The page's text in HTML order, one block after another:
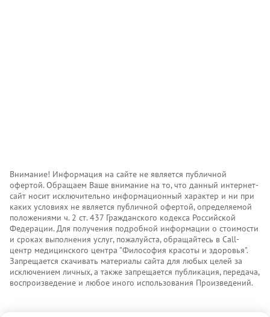
Внимание! Информация на сайте не является публичной
офертой. Обращаем Ваше внимание на то, что данный интернет-
сайт носит исключительно информационный характер и ни при
каких условиях не является публичной офертой, определяемой
положениями ч. 2 ст. 437 Гражданского кодекса Российской
Федерации. Для получения подробной информации о стоимости
и сроках выполнения услуг, пожалуйста, обращайтесь в Call-
центр медицинского центра "Философия красоты и здоровья".
Запрещается скачивать материалы сайта для любых целей за
исключением личных, а также запрещается публикация, передача,
воспроизведение и любое иного использования Произведений.